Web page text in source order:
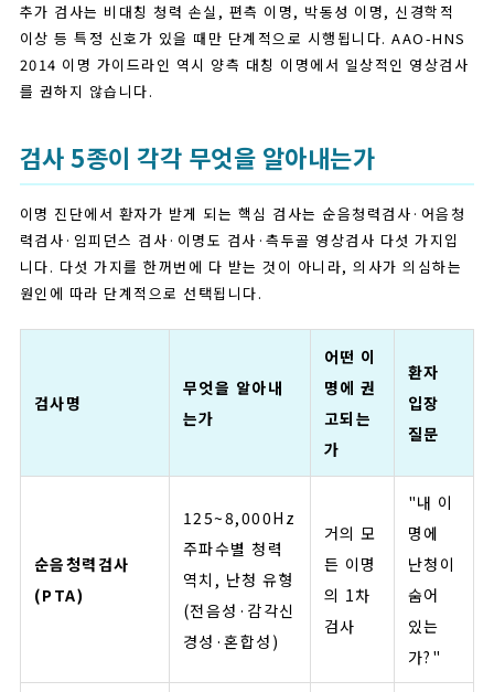
추가 검사는 비대칭 청력 손실, 편측 이명, 박동성 이명, 신경학적
이상 등 특정 신호가 있을 때만 단계적으로 시행됩니다. AAO-HNS
2014 이명 가이드라인 역시 양측 대칭 이명에서 일상적인 영상검사
를 권하지 않습니다.
검사 5종이 각각 무엇을 알아내는가
이명 진단에서 환자가 받게 되는 핵심 검사는 순음청력검사·어음청
력검사·임피던스 검사·이명도 검사·측두골 영상검사 다섯 가지입
니다. 다섯 가지를 한꺼번에 다 받는 것이 아니라, 의사가 의심하는
원인에 따라 단계적으로 선택됩니다.
검사명
무엇을 알아내
는가
어떤 이
명에 권
고되는
가
환자
입장
질문
순음청력검사
(PTA)
125~8,000Hz
주파수별 청력
역치, 난청 유형
(전음성·감각신
경성·혼합성)
거의 모
든 이명
의 1차
검사
"내 이
명에
난청이
숨어
있는
가?"